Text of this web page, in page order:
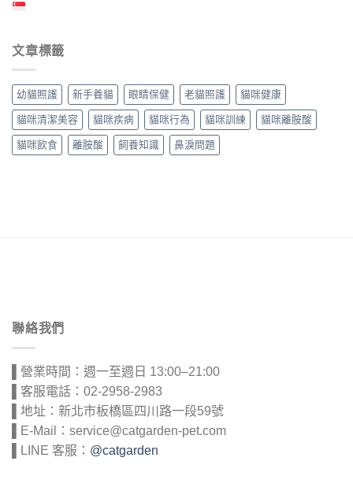
文章標籤
幼貓照護 新手養貓 眼睛保健 老貓照護 貓咪健康
貓咪清潔美容 貓咪疾病 貓咪行為 貓咪訓練 貓咪離胺酸
貓咪飲食 離胺酸 飼養知識 鼻淚問題
聯絡我們
▌營業時間：週一至週日 13:00–21:00
▌客服電話：02-2958-2983
▌地址：新北市板橋區四川路一段59號
▌E-Mail：service@catgarden-pet.com
▌LINE 客服： @catgarden